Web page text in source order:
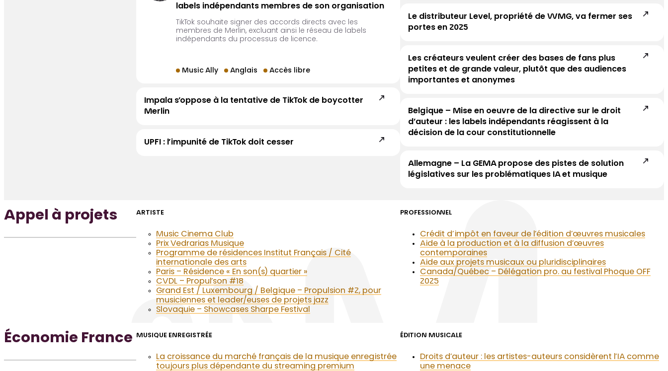
labels indépendants membres de son organisation
TikTok souhaite signer des accords directs avec les
membres de Merlin, excluant ainsi le réseau de labels
indépendants du processus de licence.
Music Ally Anglais Accès libre
Impala s’oppose à la tentative de TikTok de boycotter
Merlin
UPFI : l’impunité de TikTok doit cesser
Le distributeur Level, propriété de WMG, va fermer ses
portes en 2025
Les créateurs veulent créer des bases de fans plus
petites et de grande valeur, plutôt que des audiences
importantes et anonymes
Belgique – Mise en oeuvre de la directive sur le droit
d’auteur : les labels indépendants réagissent à la
décision de la cour constitutionnelle
Allemagne – La GEMA propose des pistes de solution
législatives sur les problématiques IA et musique
Appel à projets ARTISTE
Music Cinema Club
Prix Vedrarias Musique
Programme de résidences Institut Français / Cité
internationale des arts
Paris – Résidence « En son(s) quartier »
CVDL – Propul’son #18
Grand Est / Luxembourg / Belgique – Propulsion #2, pour
musiciennes et leader/euses de projets jazz
Slovaquie – Showcases Sharpe Festival
PROFESSIONNEL
Crédit d’impôt en faveur de l’édition d’œuvres musicales
Aide à la production et à la diffusion d’œuvres
contemporaines
Aide aux projets musicaux ou pluridisciplinaires
Canada/Québec – Délégation pro. au festival Phoque OFF
2025
Économie France MUSIQUE ENREGISTRÉE
La croissance du marché français de la musique enregistrée
toujours plus dépendante du streaming premium
ÉDITION MUSICALE
Droits d’auteur : les artistes-auteurs considèrent l’IA comme
une menace